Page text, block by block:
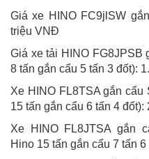
Giá xe HINO FC9jlSW
triệu VNĐ
Giá xe tải HINO FG8JPSB
8 tấn gắn cẩu 5 tấn 3 đốt):
Xe HINO FL8TSA gắn
15 tấn gắn cẩu 6 tấn 4
Xe HINO FL8JTSA gắn
Hino 15 tấn gắn cẩu 7 tấn